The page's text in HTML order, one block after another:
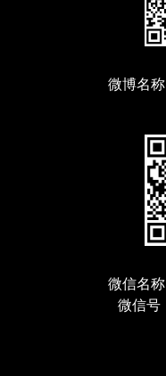
微博名
微信名
微信号